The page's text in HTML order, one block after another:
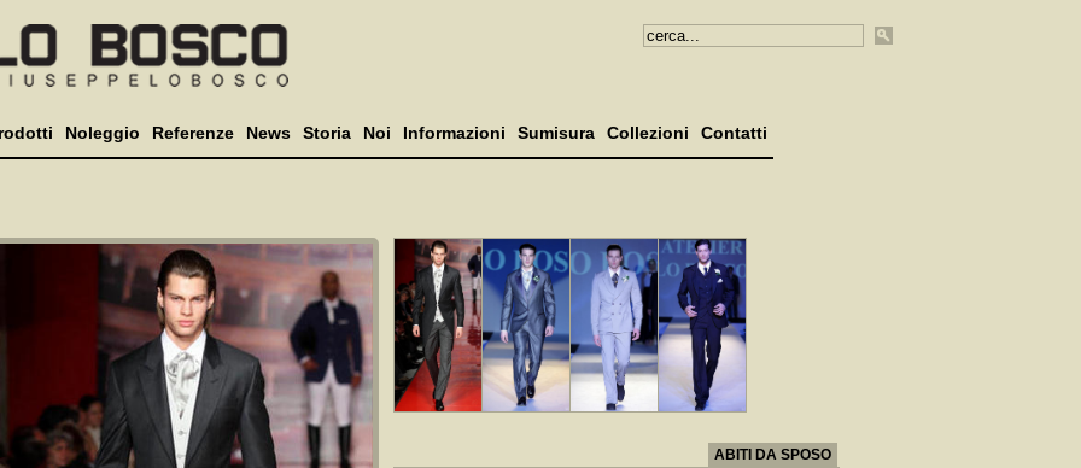
Noleggio Referenze News Storia Noi Informazioni Sumisura Collezioni Contatti
ABITI DA SPOSO